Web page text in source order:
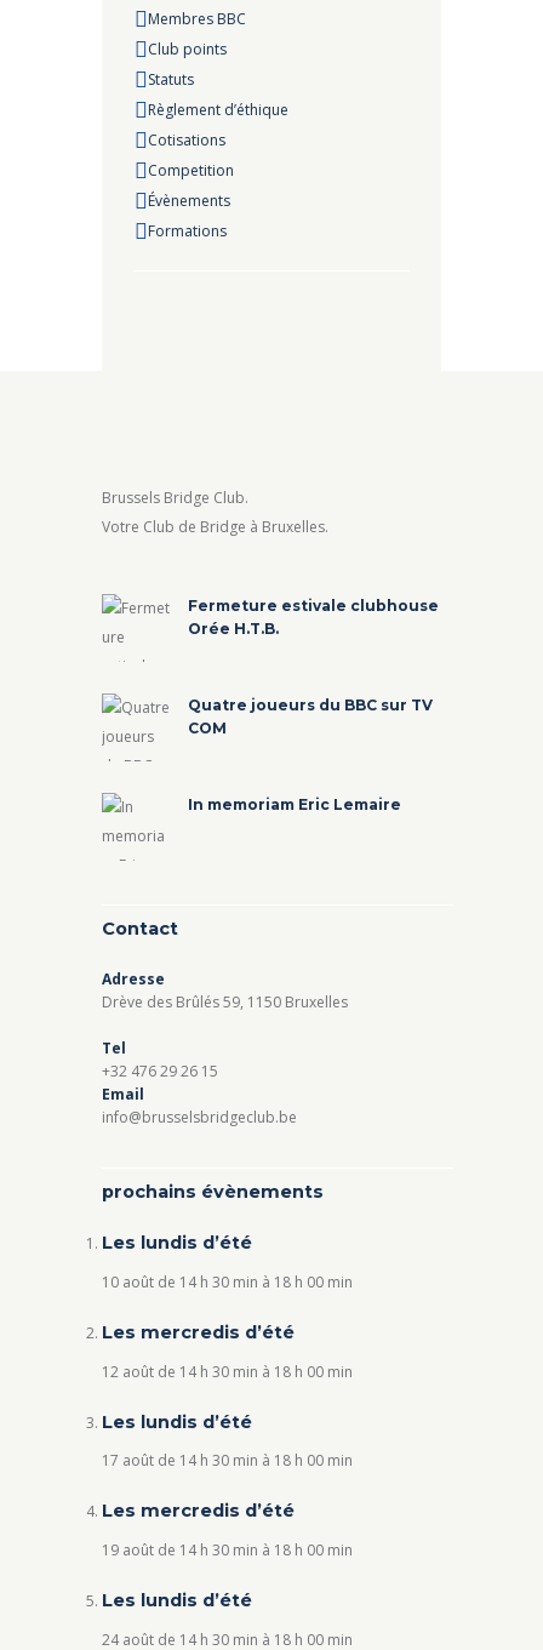
Membres BBC
Club points
Statuts
Règlement d’éthique
Cotisations
Competition
Évènements
Formations
Brussels Bridge Club.
Votre Club de Bridge à Bruxelles.
Fermeture estivale clubhouse
Orée H.T.B.
Quatre joueurs du BBC sur TV
COM
In memoriam Eric Lemaire
Contact
Adresse
Drève des Brûlés 59, 1150 Bruxelles
Tel
+32 476 29 26 15
Email
info@brusselsbridgeclub.be
prochains évènements
Les lundis d’été
10 août de 14 h 30 min à 18 h 00 min
Les mercredis d’été
12 août de 14 h 30 min à 18 h 00 min
Les lundis d’été
17 août de 14 h 30 min à 18 h 00 min
Les mercredis d’été
19 août de 14 h 30 min à 18 h 00 min
Les lundis d’été
24 août de 14 h 30 min à 18 h 00 min